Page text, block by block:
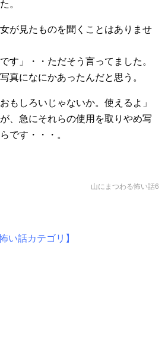
。
が見たものを聞くことはありませ
す」・・ただそう言ってました。
真になにかあったんだと思う。
もしろいじゃないか。使えるよ」
、急にそれらの使用を取りやめ写
です・・・。
山にまつわる怖い話6
怖い話カテゴリ】